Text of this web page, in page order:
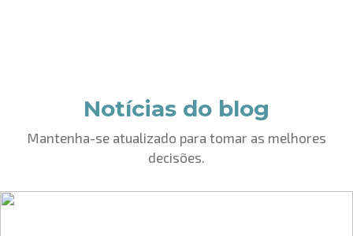
Notícias do blog
Mantenha-se atualizado para tomar as melhores
decisões.